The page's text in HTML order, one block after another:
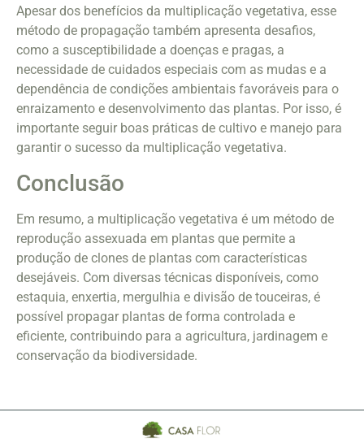
Apesar dos benefícios da multiplicação vegetativa, esse
método de propagação também apresenta desafios,
como a susceptibilidade a doenças e pragas, a
necessidade de cuidados especiais com as mudas e a
dependência de condições ambientais favoráveis para o
enraizamento e desenvolvimento das plantas. Por isso, é
importante seguir boas práticas de cultivo e manejo para
garantir o sucesso da multiplicação vegetativa.
Conclusão
Em resumo, a multiplicação vegetativa é um método de
reprodução assexuada em plantas que permite a
produção de clones de plantas com características
desejáveis. Com diversas técnicas disponíveis, como
estaquia, enxertia, mergulhia e divisão de touceiras, é
possível propagar plantas de forma controlada e
eficiente, contribuindo para a agricultura, jardinagem e
conservação da biodiversidade.